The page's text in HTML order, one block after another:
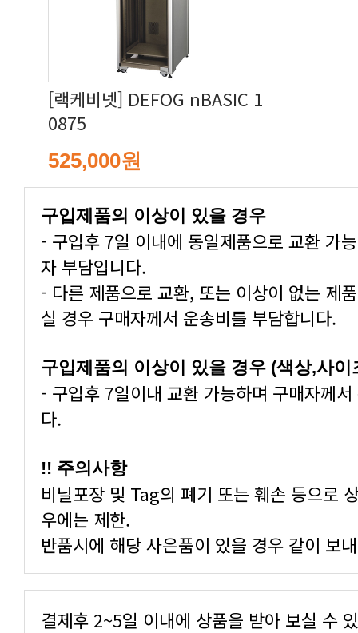
0875
525,000원
구입제품의 이상이 있을 경우
자 부담입니다.
실 경우 구매자께서 운송비를 부담합니다.
구입제품의 이상이 있을 경우 (색상,사
다.
!! 주의사항
우에는 제한.
반품시에 해당 사은품이 있을 경우 같이 보
결제후 2~5일 이내에 상품을 받아 보실 수